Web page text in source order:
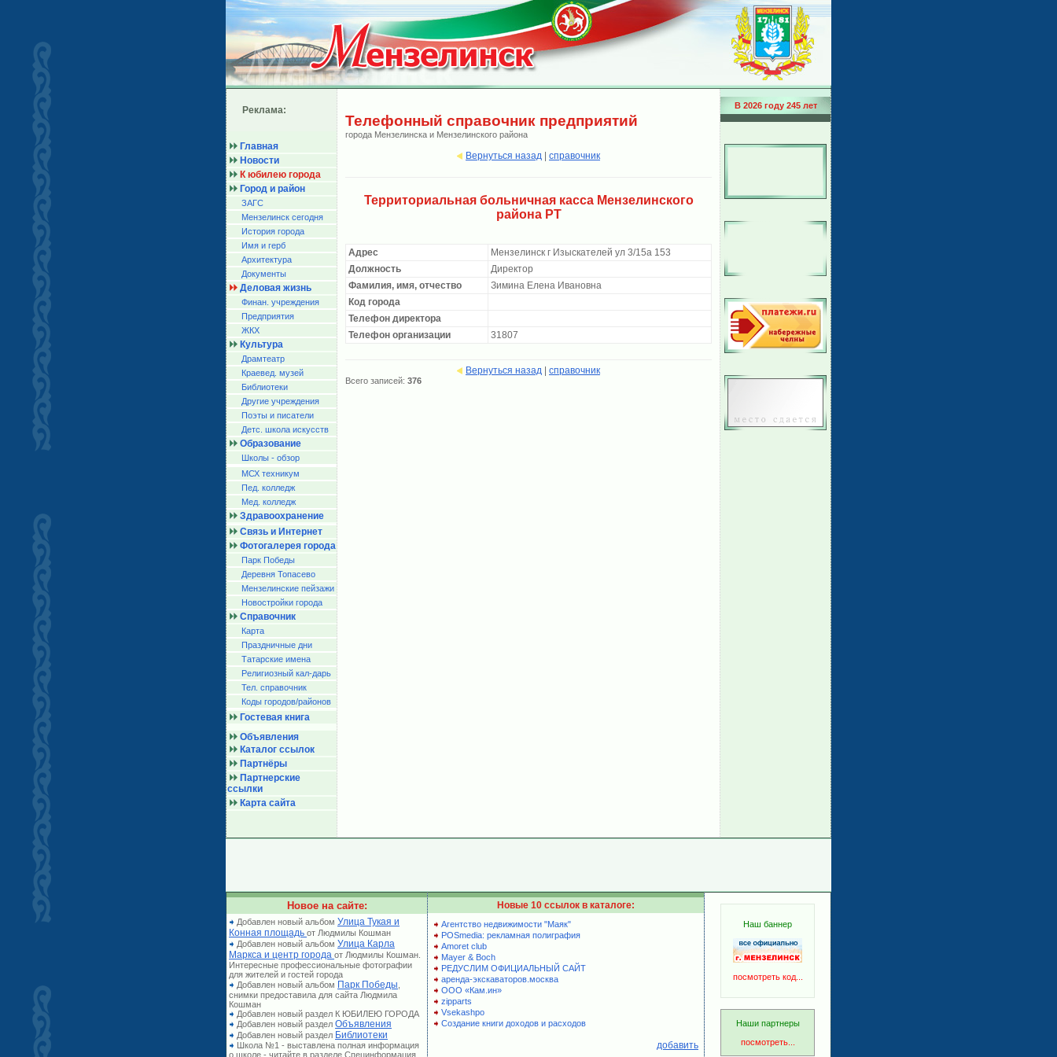
Реклама:
Главная
Новости
К юбилею города
Город и район
ЗАГС
Мензелинск сегодня
История города
Имя и герб
Архитектура
Документы
Деловая жизнь
Финан. учреждения
Предприятия
ЖКХ
Культура
Драмтеатр
Краевед. музей
Библиотеки
Другие учреждения
Поэты и писатели
Детс. школа искусств
Образование
Школы - обзор
МСХ техникум
Пед. колледж
Мед. колледж
Здравоохранение
Связь и Интернет
Фотогалерея города
Парк Победы
Деревня Топасево
Мензелинские пейзажи
Новостройки города
Справочник
Карта
Праздничные дни
Татарские имена
Религиозный кал-дарь
Тел. справочник
Коды городов/райoнов
Гостевая книга
Объявления
Каталог ссылок
Партнёры
Партнерские
ссылки
Карта сайта
Телефонный справочник предприятий
города Мензелинска и Мензелинского района
Вернуться назад справочник
Территориальная больничная касса Мензелинского
района РТ
Адрес
Мензелинск г Изыскателей ул 3/15а 153
Должность
Директор
Фамилия, имя, отчество
Зимина Елена Ивановна
Код города
Телефон директора
Телефон организации
31807
Вернуться назад справочник
Всего записей: 376
В 2026 году 245 лет
Новое на сайте:
Добавлен новый альбом Улица Тукая и
Конная площадь от Людмилы Кошман
Добавлен новый альбом Улица Карла
Маркса и центр города от Людмилы Кошман.
Интересные профессиональные фотографии
для жителей и гостей города
Добавлен новый альбом Парк Победы
снимки предоставила для сайта Людмила
Кошман
Добавлен новый раздел К ЮБИЛЕЮ ГОРОДА
Добавлен новый раздел Объявления
Добавлен новый раздел Библиотеки
Школа №1 - выставлена полная информация
о школе - читайте в разделе Специнформация
Новые 10 ссылок в каталоге:
Агентство недвижимости "Маяк"
POSmedia: рекламная полиграфия
Amoret club
Mayer & Boch
РЕДУСЛИМ ОФИЦИАЛЬНЫЙ САЙТ
аренда-экскаваторов.москва
ООО «Кам.ин»
zipparts
Vsekashpo
Создание книги доходов и расходов
добавить
Наш баннер
посмотреть код...
Наши партнеры
посмотреть...